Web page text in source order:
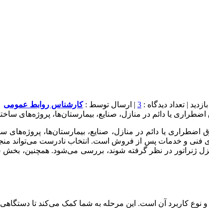
3 | ارسال توسط :کارشناس روابط عمومی
اضطراری یا دائم در منازل، صنایع، بیمارستان‌ها، پروژه‌های
اضطراری یا دائم در منازل، صنایع، بیمارستان‌ها،
فنی و خدمات پس از فروش است. انتخاب نادرست می‌تواند
ژنراتور در نظر گرفته شوند، بررسی می‌شود. همچنین،
و نوع کاربرد آن است. این مرحله به شما کمک می‌کند تا